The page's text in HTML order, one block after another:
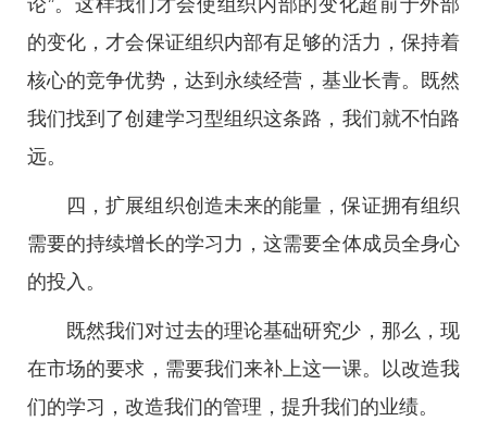
论”。这样我们才会使组织内部的变化超前于外部
的变化，才会保证组织内部有足够的活力，保持着
核心的竞争优势，达到永续经营，基业长青。既然
我们找到了创建学习型组织这条路，我们就不怕路
远。
四，扩展组织创造未来的能量，保证拥有组织
需要的持续增长的学习力，这需要全体成员全身心
的投入。
既然我们对过去的理论基础研究少，那么，现
在市场的要求，需要我们来补上这一课。以改造我
们的学习，改造我们的管理，提升我们的业绩。